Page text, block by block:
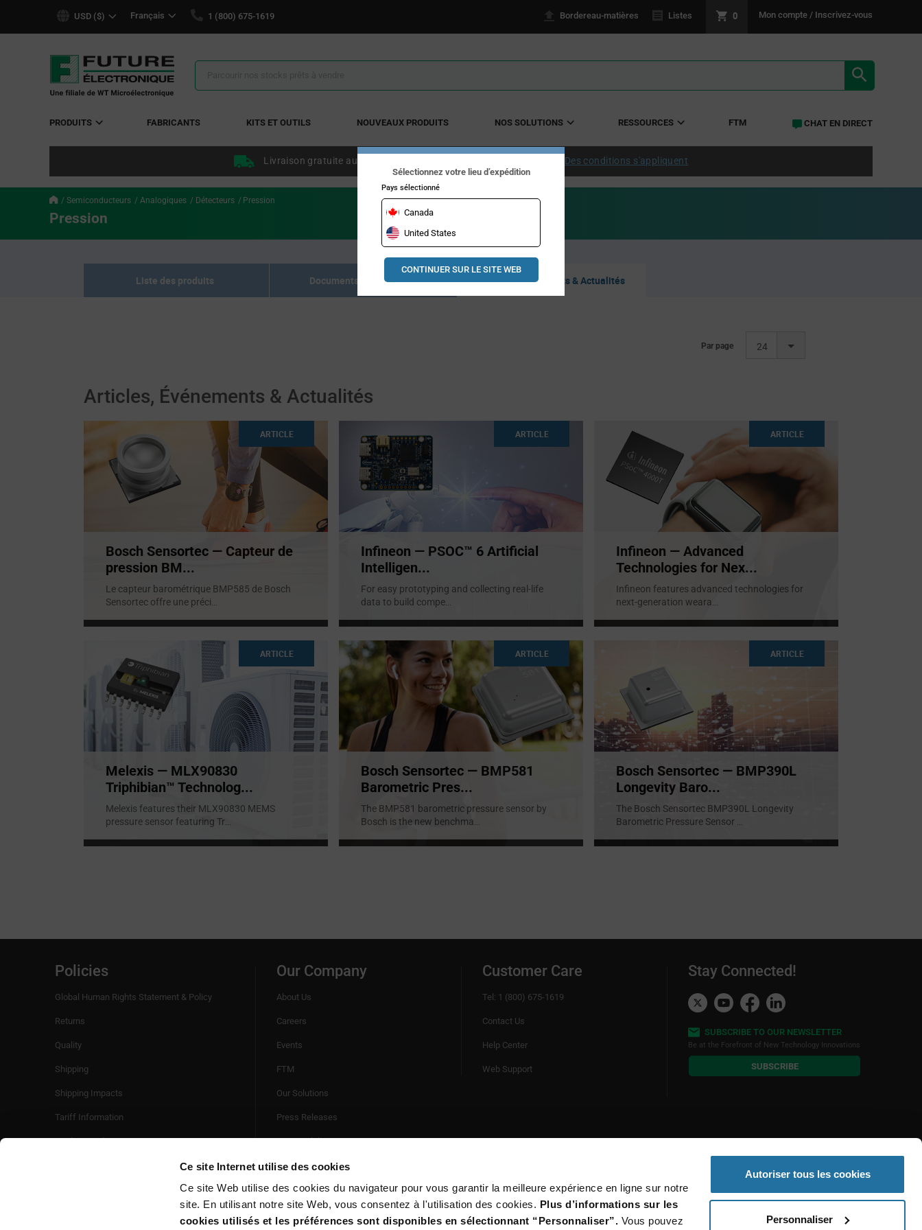
Ce site Internet utilise des cookies
Ce site Web utilise des cookies du navigateur pour vous garantir la meilleure expérience en ligne sur notre
site. En utilisant notre site Web, vous consentez à l'utilisation des cookies. Plus d’informations sur les
cookies utilisés et les préférences sont disponibles en sélectionnant “Personnaliser”. Vous pouvez
Autoriser tous les cookies
Personnaliser
USD ($) Français 1 (800) 675-1619 Bordereau-matières Listes 0 Mon compte / Inscrivez-vous
Résultats
la
PRODUITS FABRICANTS KITS ET OUTILS NOUVEAUX PRODUITS NOS SOLUTIONS RESSOURCES FTM CHAT EN DIRECT
Livraison gratuite aux États-Unis continentaux à partir de 50 $ US. Des conditions s'appliquent
Semiconducteurs Analogiques Détecteurs Pression
Pression
Liste des produits Documents de référence Articles, Événements & Actualités
Par page 24
Articles, Événements & Actualités
ARTICLE
Bosch Sensortec — Capteur de
pression BM...
Le capteur barométrique BMP585 de Bosch
Sensortec offre une préci...
ARTICLE
Infineon — PSOC™ 6 Artificial
Intelligen...
For easy prototyping and collecting real-life
data to build compe...
ARTICLE
Infineon — Advanced
Technologies for Nex...
Infineon features advanced technologies for
next-generation weara...
ARTICLE
Melexis — MLX90830
Triphibian™ Technolog...
Melexis features their MLX90830 MEMS
pressure sensor featuring Tr...
ARTICLE
Bosch Sensortec — BMP581
Barometric Pres...
The BMP581 barometric pressure sensor by
Bosch is the new benchma...
ARTICLE
Bosch Sensortec — BMP390L
Longevity Baro...
The Bosch Sensortec BMP390L Longevity
Barometric Pressure Sensor ...
Policies
Global Human Rights Statement & Policy
Returns
Quality
Shipping
Shipping Impacts
Tariff Information
Trade Compliance
Our Company
About Us
Careers
Events
FTM
Our Solutions
Press Releases
Sustainability
Videos
Customer Care
Tel: 1 (800) 675-1619
Contact Us
Help Center
Web Support
Stay Connected!
SUBSCRIBE TO OUR NEWSLETTER
Be at the Forefront of New Technology Innovations
subscribe
button
SUBSCRIBE
Sélectionnez votre lieu d’expédition
Pays sélectionné
Canada
United States
CONTINUER SUR LE SITE WEB